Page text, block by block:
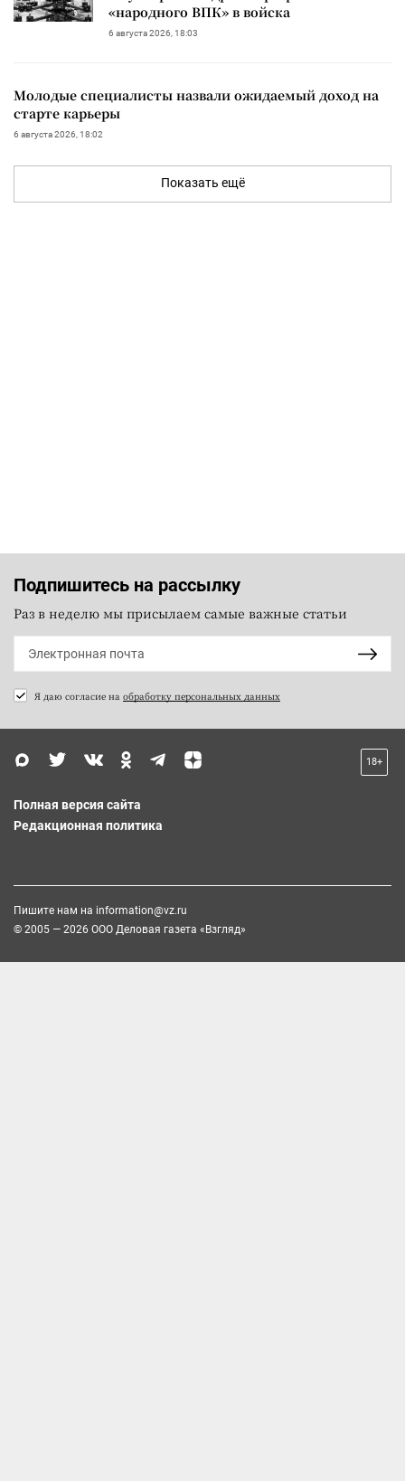
«народного ВПК» в войска
6 августа 2026, 18:03
Молодые специалисты назвали ожидаемый доход на
старте карьеры
6 августа 2026, 18:02
Показать ещё
Подпишитесь на рассылку
Раз в неделю мы присылаем самые важные статьи
Я даю согласие на обработку персональных данных
18+
Полная версия сайта
Редакционная политика
Пишите нам на information@vz.ru
© 2005 — 2026 ООО Деловая газета «Взгляд»